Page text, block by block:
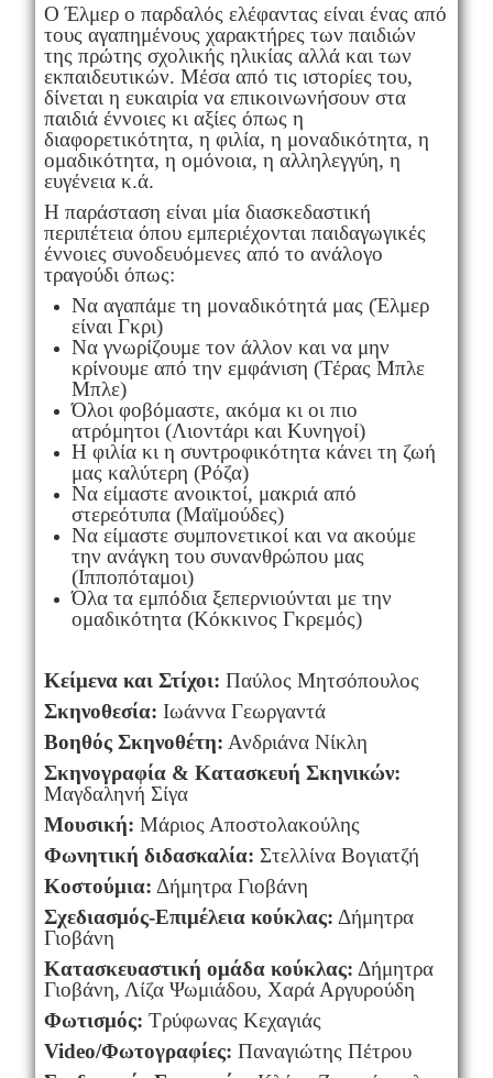
Ο Έλμερ ο παρδαλός ελέφαντας είναι ένας από
τους αγαπημένους χαρακτήρες των παιδιών
της πρώτης σχολικής ηλικίας αλλά και των
εκπαιδευτικών. Μέσα από τις ιστορίες του,
δίνεται η ευκαιρία να επικοινωνήσουν στα
παιδιά έννοιες κι αξίες όπως η
διαφορετικότητα, η φιλία, η μοναδικότητα, η
ομαδικότητα, η ομόνοια, η αλληλεγγύη, η
ευγένεια κ.ά.
Η παράσταση είναι μία διασκεδαστική
περιπέτεια όπου εμπεριέχονται παιδαγωγικές
έννοιες συνοδευόμενες από το ανάλογο
τραγούδι όπως:
Να αγαπάμε τη μοναδικότητά μας (Έλμερ
είναι Γκρι)
Να γνωρίζουμε τον άλλον και να μην
κρίνουμε από την εμφάνιση (Τέρας Μπλε
Μπλε)
Όλοι φοβόμαστε, ακόμα κι οι πιο
ατρόμητοι (Λιοντάρι και Κυνηγοί)
Η φιλία κι η συντροφικότητα κάνει τη ζωή
μας καλύτερη (Ρόζα)
Να είμαστε ανοικτοί, μακριά από
στερεότυπα (Μαϊμούδες)
Να είμαστε συμπονετικοί και να ακούμε
την ανάγκη του συνανθρώπου μας
(Ιπποπόταμοι)
Όλα τα εμπόδια ξεπερνιούνται με την
ομαδικότητα (Κόκκινος Γκρεμός)
Κείμενα και Στίχοι: Παύλος Μητσόπουλος
Σκηνοθεσία: Ιωάννα Γεωργαντά
Βοηθός Σκηνοθέτη: Ανδριάνα Νίκλη
Σκηνογραφία & Κατασκευή Σκηνικών:
Μαγδαληνή Σίγα
Μουσική: Μάριος Αποστολακούλης
Φωνητική διδασκαλία: Στελλίνα Βογιατζή
Κοστούμια: Δήμητρα Γιοβάνη
Σχεδιασμός-Επιμέλεια κούκλας: Δήμητρα
Γιοβάνη
Κατασκευαστική ομάδα κούκλας: Δήμητρα
Γιοβάνη, Λίζα Ψωμιάδου, Χαρά Αργυρούδη
Φωτισμός: Τρύφωνας Κεχαγιάς
Video/Φωτογραφίες: Παναγιώτης Πέτρου